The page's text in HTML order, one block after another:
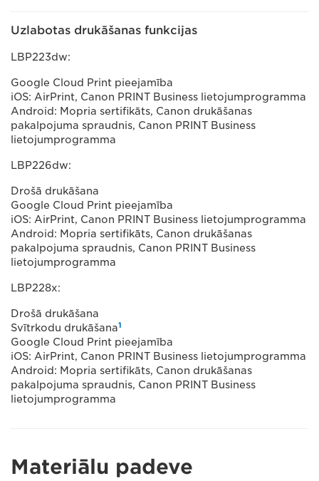
Uzlabotas drukāšanas funkcijas
LBP223dw:
Google Cloud Print pieejamība
iOS: AirPrint, Canon PRINT Business lietojumprogramma
Android: Mopria sertifikāts, Canon drukāšanas
pakalpojuma spraudnis, Canon PRINT Business
lietojumprogramma
LBP226dw:
Drošā drukāšana
Google Cloud Print pieejamība
iOS: AirPrint, Canon PRINT Business lietojumprogramma
Android: Mopria sertifikāts, Canon drukāšanas
pakalpojuma spraudnis, Canon PRINT Business
lietojumprogramma
LBP228x:
Drošā drukāšana
Svītrkodu drukāšana1
Google Cloud Print pieejamība
iOS: AirPrint, Canon PRINT Business lietojumprogramma
Android: Mopria sertifikāts, Canon drukāšanas
pakalpojuma spraudnis, Canon PRINT Business
lietojumprogramma
Materiālu padeve